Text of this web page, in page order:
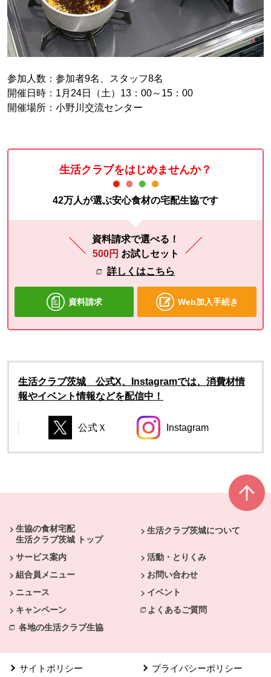
参加人数：参加者9名、スタッフ8名
開催日時：1月24日（土）13：00～15：00
開催場所：小野川交流センター
生活クラブをはじめませんか？
42万人が選ぶ安心食材の宅配生協です
資料請求で選べる！
500円 お試しセット
詳しくはこちら
資料請求 Web加入手続き
生活クラブ茨城 公式X、Instagramでは、消費材情
報やイベント情報などを配信中！
別のウィンドウで開きます。
公式Ｘ
別のウィンドウで開きます。
別のウィンドウで開きます。
Instagram
別のウィンドウで開
生協の食材宅配
生活クラブ茨城 トップ
生活クラブ茨城について
サービス案内
活動・とりくみ
組合員メニュー
お問い合わせ
ニュース
イベント
キャンペーン
よくあるご質問
各地の生活クラブ生協
サイトポリシー プライバシーポリシー